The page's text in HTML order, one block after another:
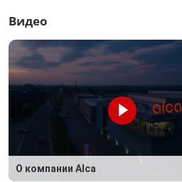
Видео
О компании Alca